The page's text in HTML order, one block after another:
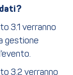
3.1 verranno
gestione
3.2 verranno